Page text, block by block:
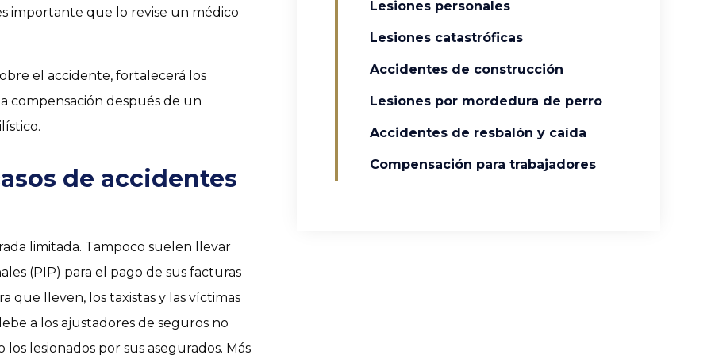
importante que lo revise un médico
el accidente, fortalecerá los
compensación después de un
de accidentes
limitada. Tampoco suelen llevar
(PIP) para el pago de sus facturas
que lleven, los taxistas y las víctimas
a los ajustadores de seguros no
lesionados por sus asegurados. Más
Lesiones personales
Lesiones catastróficas
Accidentes de construcción
Lesiones por mordedura de perro
Accidentes de resbalón y caída
Compensación para trabajadores